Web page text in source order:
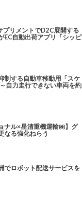
プリメントでD2C展開する
EC自動出荷アプリ「シッピ
制する自動車移動用「スケ
自力走行できない車両を約
ナル×星清重機運輸㈱】グ
なる強化ねらう
でロボット配送サービスを